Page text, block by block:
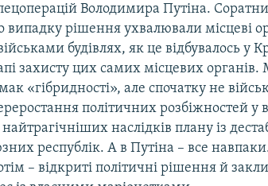
Володимира Путіна.
випадку рішення ухвалювали місцеві
будівлях, як це відбувалось у
захисту цих самих місцевих
«гібридності», але спочатку не
політичних розбіжностей у
наслідків плану із
республік. А в Путіна – все
– відкриті політичні рішення й